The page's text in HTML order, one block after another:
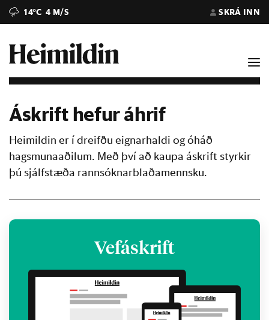
14°C 4 M/S SKRÁ INN
Áskrift hefur áhrif
Heimildin er í dreifðu eignarhaldi og óháð
hagsmunaaðilum. Með því að kaupa áskrift styrkir
þú sjálfstæða rannsóknarblaðamennsku.
Vefáskrift